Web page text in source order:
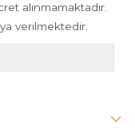
alınmamaktadır.
verilmektedir.